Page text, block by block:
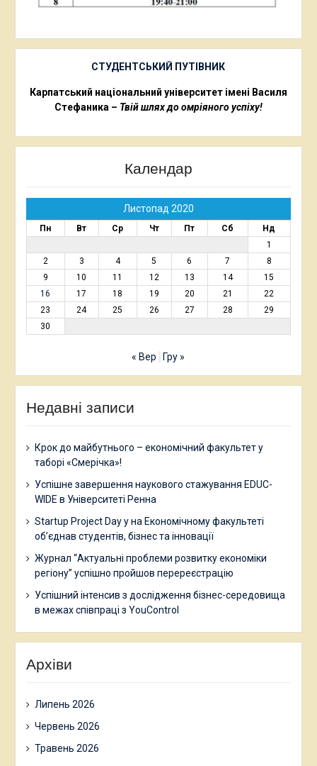
СТУДЕНТСЬКИЙ ПУТІВНИК
Карпатський національний університет імені Василя
Стефаника – Твій шлях до омріяного успіху!
Календар
Листопад 2020
Пн Вт Ср Чт Пт Сб
Нд
1
2
3 4 5 6 7
8
9
10 11 12 13 14
15
16
17 18 19 20 21
22
23
24 25 26 27 28
29
30
« Вер Гру »
Недавні записи
Крок до майбутнього – економічний факультет у
таборі «Смерічка»!
Успішне завершення наукового стажування EDUC-
WIDE в Університеті Ренна
Startup Project Day у на Економічному факультеті
об’єднав студентів, бізнес та інновації
Журнал “Актуальні проблеми розвитку економіки
регіону” успішно пройшов перереєстрацію
Успішний інтенсив з дослідження бізнес-середовища
в межах співпраці з YouControl
Архіви
Липень 2026
Червень 2026
Травень 2026